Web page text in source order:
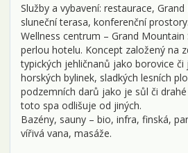
Služby a vybavení: restaurace,
sluneční terasa, konferenční prostory.
Wellness centrum – Grand Mountain
perlou hotelu. Koncept založený na
typických jehličnanů jako borovice či
horských bylinek, sladkých lesních
podzemních darů jako je sůl či
toto spa odlišuje od jiných.
Bazény, sauny – bio, infra, finská,
vířivá vana, masáže.